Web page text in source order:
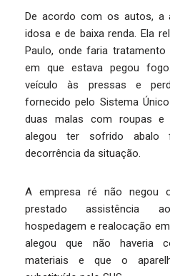
De acordo com os autos, a
idosa e de baixa renda. Ela
Paulo, onde faria
em que estava pegou
veículo às pressas e
fornecido pelo Sistema
duas malas com roupas e
alegou ter sofrido abalo
decorrência da situação.
A empresa ré não negou
prestado assistência
hospedagem e realocação
alegou que não haveria
materiais e que o